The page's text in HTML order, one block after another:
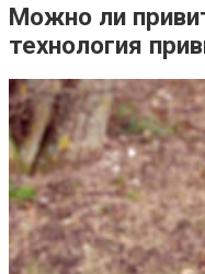
Можно ли
технология